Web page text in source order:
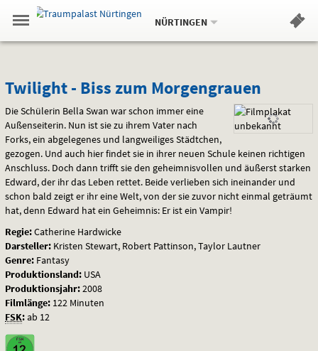
Springe
zum
,zum
.
Navigation
Gehe
zur
Standortauswahl
Standort:
NÜRTINGEN.
Hinweis
Twilight
-
Biss
zum
Morgengrauen
Twilight - Biss zum Morgengrauen
Die Schülerin Bella Swan war schon immer eine
Außenseiterin. Nun ist sie zu ihrem Vater nach
Forks, ein abgelegenes und langweiliges Städtchen,
gezogen. Und auch hier findet sie in ihrer neuen Schule keinen richtigen
Anschluss. Doch dann trifft sie den geheimnisvollen und äußerst starken
Edward, der ihr das Leben rettet. Beide verlieben sich ineinander und
schon bald zeigt er ihr eine Welt, von der sie zuvor nicht einmal geträumt
hat, denn Edward hat ein Geheimnis: Er ist ein Vampir!
Regie:Catherine Hardwicke
Darsteller: Kristen Stewart, Robert Pattinson, Taylor Lautner
Genre: Fantasy
Produktionsland: USA
Produktionsjahr:2008
Filmlänge: 122 Minuten
FSK:ab 12